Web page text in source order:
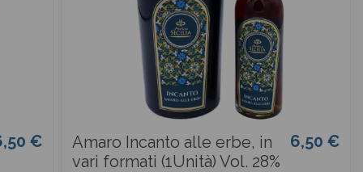
€
Amaro Incanto alle erbe, in
vari formati (1Unità) Vol. 28%
6,50 €